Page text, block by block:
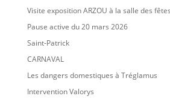
Visite exposition ARZOU à la salle des
Pause active du 20 mars 2026
Saint-Patrick
CARNAVAL
Les dangers domestiques à Tréglamus
Intervention Valorys